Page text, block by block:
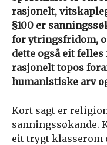
rasjonelt,
§100 er
for ytringsfridom,
dette også eit
rasjonelt topos
humanistiske arv
Kort sagt er
sanningssøkande.
eit trygt klasserom